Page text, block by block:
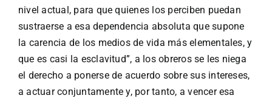
nivel actual, para que quienes los perciben puedan
sustraerse a esa dependencia absoluta que supone
la carencia de los medios de vida más elementales, y
que es casi la esclavitud”, a los obreros se les niega
el derecho a ponerse de acuerdo sobre sus intereses,
a actuar conjuntamente y, por tanto, a vencer esa